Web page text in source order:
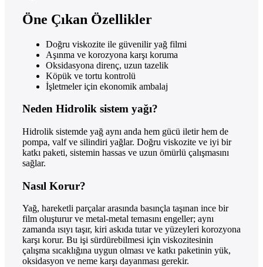
Öne Çıkan Özellikler
Doğru viskozite ile güvenilir yağ filmi
Aşınma ve korozyona karşı koruma
Oksidasyona direnç, uzun tazelik
Köpük ve tortu kontrolü
İşletmeler için ekonomik ambalaj
Neden Hidrolik sistem yağı?
Hidrolik sistemde yağ aynı anda hem gücü iletir hem de
pompa, valf ve silindiri yağlar. Doğru viskozite ve iyi bir
katkı paketi, sistemin hassas ve uzun ömürlü çalışmasını
sağlar.
Nasıl Korur?
Yağ, hareketli parçalar arasında basınçla taşınan ince bir
film oluşturur ve metal-metal temasını engeller; aynı
zamanda ısıyı taşır, kiri askıda tutar ve yüzeyleri korozyona
karşı korur. Bu işi sürdürebilmesi için viskozitesinin
çalışma sıcaklığına uygun olması ve katkı paketinin yük,
oksidasyon ve neme karşı dayanması gerekir.